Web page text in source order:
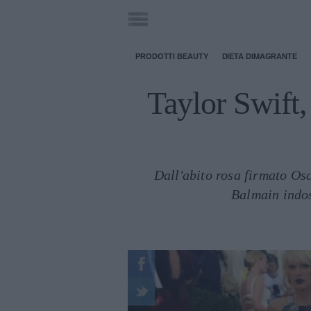
PRODOTTI BEAUTY DIETA DIMAGRANTE
Taylor Swift,
Dall'abito rosa firmato
Balmain